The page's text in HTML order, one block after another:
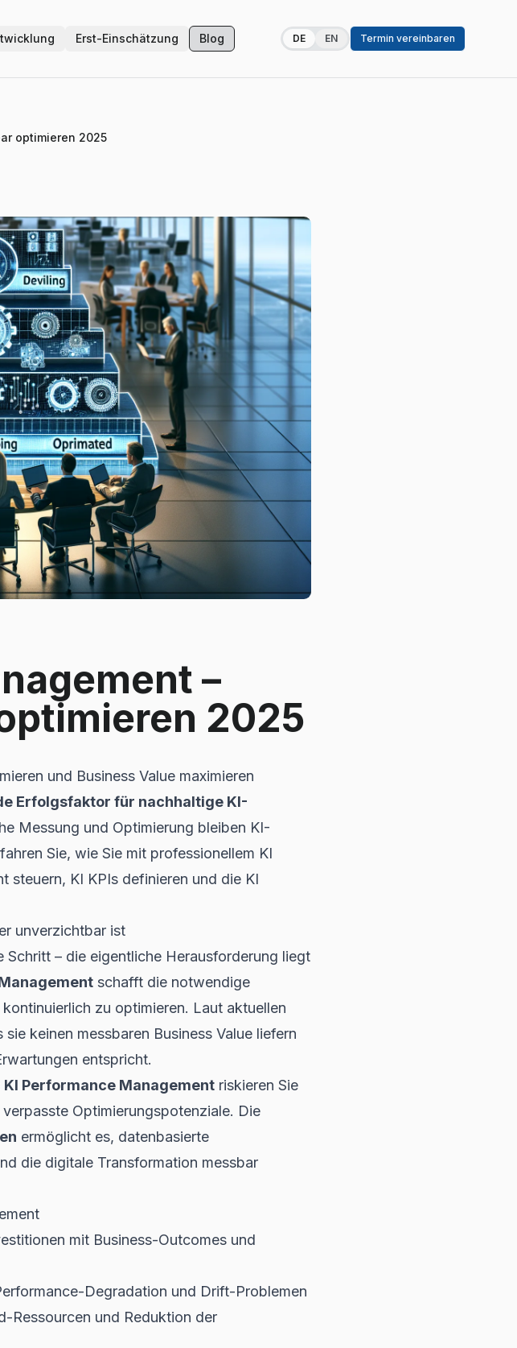
Erst-Einschätzung Blog DE EN Termin vereinbaren
optimieren 2025
–
2025
und Business Value maximieren
Erfolgsfaktor für nachhaltige KI-
Messung und Optimierung bleiben KI-
Sie, wie Sie mit professionellem KI
steuern, KI KPIs definieren und die KI
unverzichtbar ist
– die eigentliche Herausforderung liegt
schafft die notwendige
zu optimieren. Laut aktuellen
keinen messbaren Business Value liefern
entspricht.
KI Performance Management riskieren Sie
Optimierungspotenziale. Die
ermöglicht es, datenbasierte
die digitale Transformation messbar
mit Business-Outcomes und
Degradation und Drift-Problemen
Ressourcen und Reduktion der